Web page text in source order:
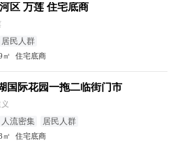
区 万莲 住宅底商
居民人群
㎡ 住宅底商
国际花园一拖二临街门市
人流密集 居民人群
㎡ 住宅底商